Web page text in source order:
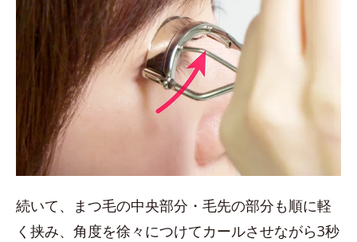
続いて、まつ毛の中央部分・毛先の部分も順に軽
く挟み、角度を徐々につけてカールさせながら3秒